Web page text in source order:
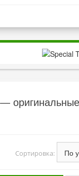
Сортировка: